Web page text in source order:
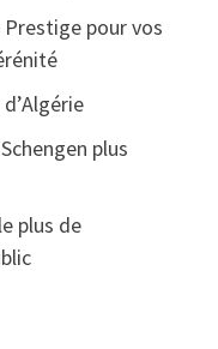
pour vos
plus
plus de